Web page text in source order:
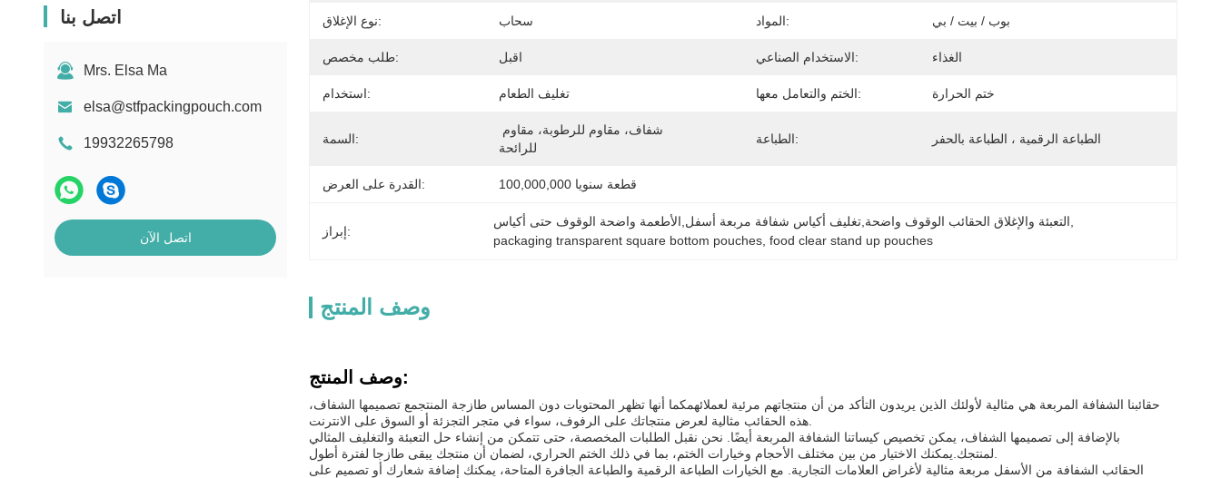
في المخزون
اتصل بنا
Mrs. Elsa Ma
elsa@stfpackingpouch.com
19932265798
اتصل الآن
نوع الإغلاق: سحاب المواد: بوب / بيت / بي
طلب مخصص: اقبل الاستخدام الصناعي: الغذاء
استخدام: تغليف الطعام الختم والتعامل معها: ختم الحرارة
السمة:
للرائحة
الطباعة: الطباعة الرقمية ، الطباعة بالحفر
القدرة على العرض: 100,000,000 قطعة سنويا
إبراز:
التعبئة والإغلاق الحقائب الوقوف واضحة,تغليف أكياس شفافة مربعة أسفل,الأطعمة واضحة الوقوف حتى أكياس
packaging transparent square bottom pouches , food clear stand up pouches
وصف المنتج
وصف المنتج:
حقائبنا الشفافة المربعة هي مثالية لأولئك الذين يريدون التأكد من أن منتجاتهم مرئية لعملائهمكما أنها تظهر المحتويات دون المساس طازجة المنتجمع تصميمها الشفاف،
بالإضافة إلى تصميمها الشفاف، يمكن تخصيص كيساتنا الشفافة المربعة أيضًا. نحن نقبل الطلبات المخصصة، حتى تتمكن من إنشاء حل التعبئة والتغليف المثالي
الحقائب الشفافة من الأسفل مربعة مثالية لأغراض العلامات التجارية. مع الخيارات الطباعة الرقمية والطباعة الجافرة المتاحة، يمكنك إضافة شعارك أو تصميم على